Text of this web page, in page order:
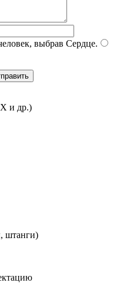
выбрав Сердце.
и др.)
штанги)